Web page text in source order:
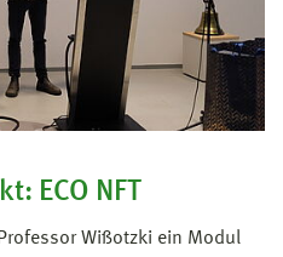
ECO NFT
Wißotzki ein Modul